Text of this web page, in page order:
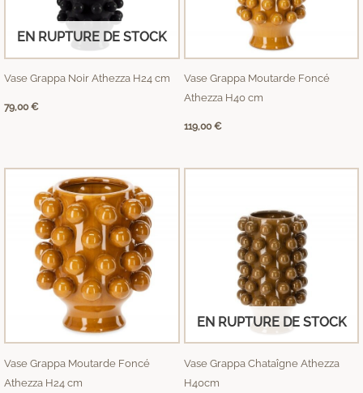
EN RUPTURE DE STOCK
Vase Grappa Noir Athezza H24 cm
79,00€
Vase Grappa Moutarde Foncé
Athezza H40 cm
119,00€
Vase Grappa Moutarde Foncé
Athezza H24 cm
EN RUPTURE DE STOCK
Vase Grappa Chataîgne Athezza
H40cm